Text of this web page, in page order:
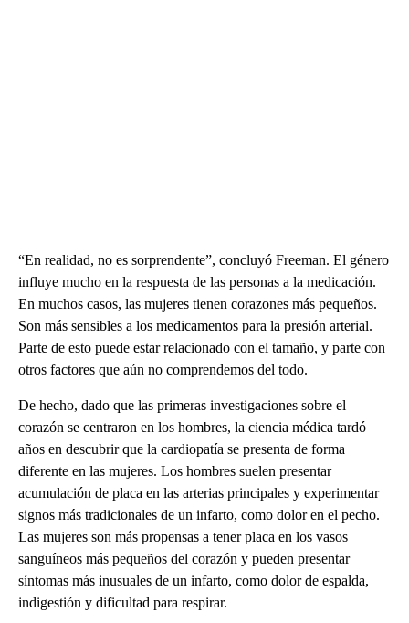
“En realidad, no es sorprendente”, concluyó Freeman. El género
influye mucho en la respuesta de las personas a la medicación.
En muchos casos, las mujeres tienen corazones más pequeños.
Son más sensibles a los medicamentos para la presión arterial.
Parte de esto puede estar relacionado con el tamaño, y parte con
otros factores que aún no comprendemos del todo.
De hecho, dado que las primeras investigaciones sobre el
corazón se centraron en los hombres, la ciencia médica tardó
años en descubrir que la cardiopatía se presenta de forma
diferente en las mujeres. Los hombres suelen presentar
acumulación de placa en las arterias principales y experimentar
signos más tradicionales de un infarto, como dolor en el pecho.
Las mujeres son más propensas a tener placa en los vasos
sanguíneos más pequeños del corazón y pueden presentar
síntomas más inusuales de un infarto, como dolor de espalda,
indigestión y dificultad para respirar.